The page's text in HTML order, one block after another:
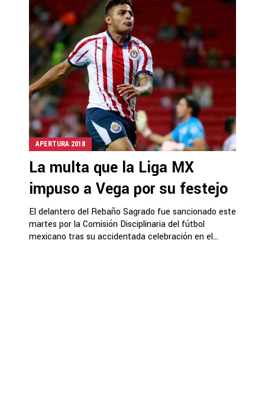
APERTURA 2018
La multa que la Liga MX
impuso a Vega por su festejo
El delantero del Rebaño Sagrado fue sancionado este
martes por la Comisión Disciplinaria del fútbol
mexicano tras su accidentada celebración en el...